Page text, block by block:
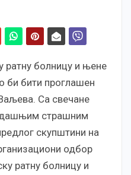
болницу и њене
би бити проглашен
Са свечане
страшним
скупштини на
одбор
ратну болницу и